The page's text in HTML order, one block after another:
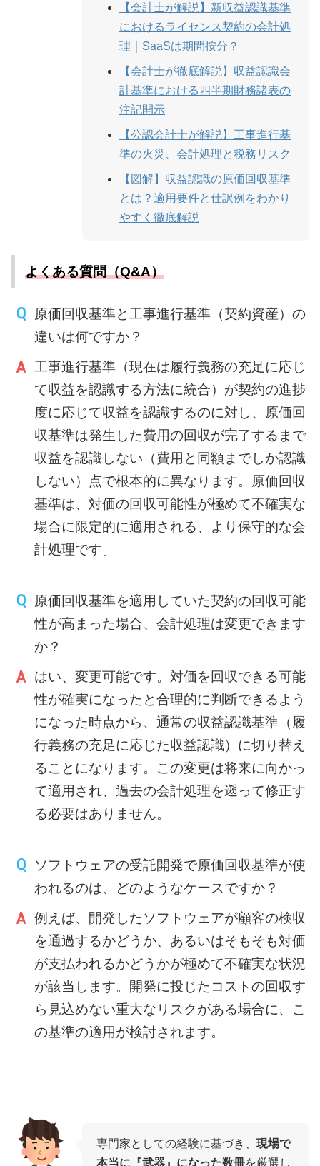
【会計士が解説】新収益認識基準
におけるライセンス契約の会計処
理｜SaaSは期間按分？
【会計士が徹底解説】収益認識会
計基準における四半期財務諸表の
注記開示
【公認会計士が解説】工事進行基
準の火災、会計処理と税務リスク
【図解】収益認識の原価回収基準
とは？適用要件と仕訳例をわかり
やすく徹底解説
よくある質問（Q&A）
原価回収基準と工事進行基準（契約資産）の
違いは何ですか？
工事進行基準（現在は履行義務の充足に応じ
て収益を認識する方法に統合）が契約の進捗
度に応じて収益を認識するのに対し、原価回
収基準は発生した費用の回収が完了するまで
収益を認識しない（費用と同額までしか認識
しない）点で根本的に異なります。原価回収
基準は、対価の回収可能性が極めて不確実な
場合に限定的に適用される、より保守的な会
計処理です。
原価回収基準を適用していた契約の回収可能
性が高まった場合、会計処理は変更できます
か？
はい、変更可能です。対価を回収できる可能
性が確実になったと合理的に判断できるよう
になった時点から、通常の収益認識基準（履
行義務の充足に応じた収益認識）に切り替え
ることになります。この変更は将来に向かっ
て適用され、過去の会計処理を遡って修正す
る必要はありません。
ソフトウェアの受託開発で原価回収基準が使
われるのは、どのようなケースですか？
例えば、開発したソフトウェアが顧客の検収
を通過するかどうか、あるいはそもそも対価
が支払われるかどうかが極めて不確実な状況
が該当します。開発に投じたコストの回収す
ら見込めない重大なリスクがある場合に、こ
の基準の適用が検討されます。
専門家としての経験に基づき、 現場で
本当に『武器』になった数冊を厳選し